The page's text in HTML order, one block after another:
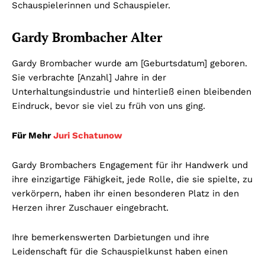
Schauspielerinnen und Schauspieler.
Gardy Brombacher Alter
Gardy Brombacher wurde am [Geburtsdatum] geboren.
Sie verbrachte [Anzahl] Jahre in der
Unterhaltungsindustrie und hinterließ einen bleibenden
Eindruck, bevor sie viel zu früh von uns ging.
Für MehrJuri Schatunow
Gardy Brombachers Engagement für ihr Handwerk und
ihre einzigartige Fähigkeit, jede Rolle, die sie spielte, zu
verkörpern, haben ihr einen besonderen Platz in den
Herzen ihrer Zuschauer eingebracht.
Ihre bemerkenswerten Darbietungen und ihre
Leidenschaft für die Schauspielkunst haben einen